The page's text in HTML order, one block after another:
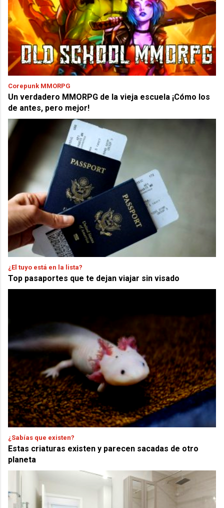
Corepunk MMORPG
Un verdadero MMORPG de la vieja escuela ¡Cómo los
de antes, pero mejor!
¿El tuyo está en la lista?
Top pasaportes que te dejan viajar sin visado
¿Sabías que existen?
Estas criaturas existen y parecen sacadas de otro
planeta